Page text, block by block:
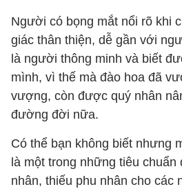
Người có bọng mắt nổi rõ khi
giác thân thiện, dễ gần với
là người thông minh và biết
mình, vì thế mà đào hoa đã
vượng, còn được quý nhân
đường đời nữa.
Có thể bạn không biết nhưng
là một trong những tiêu chuẩn
nhân, thiếu phu nhân cho các